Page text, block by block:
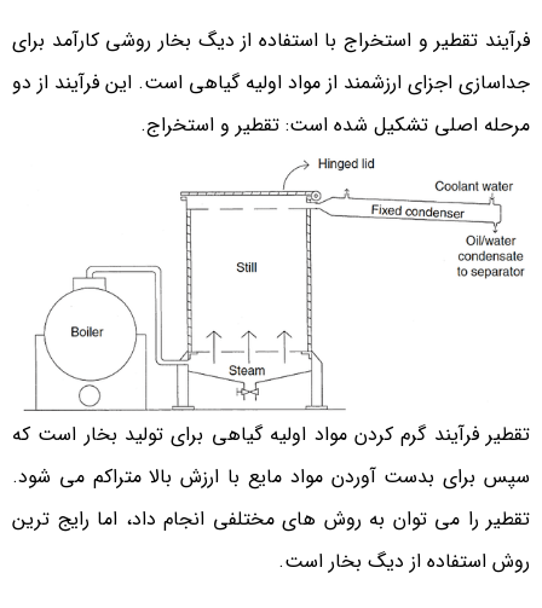
فرآیند تقطیر و استخراج با استفاده از دیگ بخار روشی کارآمد برای
جداسازی اجزای ارزشمند از مواد اولیه گیاهی است. این فرآیند از دو
مرحله اصلی تشکیل شده است: تقطیر و استخراج.
تقطیر فرآیند گرم کردن مواد اولیه گیاهی برای تولید بخار است که
سپس برای بدست آوردن مواد مایع با ارزش بالا متراکم می شود.
تقطیر را می توان به روش های مختلفی انجام داد، اما رایج ترین
روش استفاده از دیگ بخار است.